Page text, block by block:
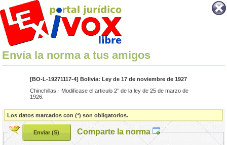
Envía la norma a tus amigos
[BO-L-19271117-4] Bolivia: Ley de 17 de noviembre de 1927
Chinchillas.- Modificase el articulo 2° de la ley de 25 de marzo de
1926.
Los datos marcados con (*) son obligatorios.
Comparte la norma